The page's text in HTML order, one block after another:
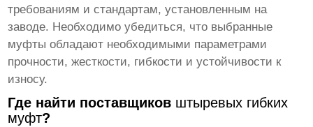
требованиям и стандартам, установленным на
заводе. Необходимо убедиться, что выбранные
муфты обладают необходимыми параметрами
прочности, жесткости, гибкости и устойчивости к
износу.
Где найти поставщиков штыревых гибких
муфт?